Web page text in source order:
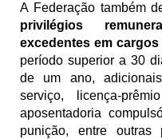
A Federação também
privilégios
excedentes em
período superior a 30
de um ano,
serviço, licença-
aposentadoria
punição, entre outras